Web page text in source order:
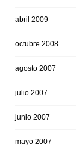
abril 2009
octubre 2008
agosto 2007
julio 2007
junio 2007
mayo 2007